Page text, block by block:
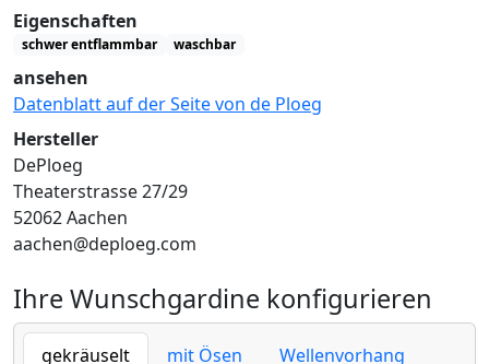
Eigenschaften
schwer entflammbar waschbar
ansehen
Datenblatt auf der Seite von de Ploeg
Hersteller
DePloeg
Theaterstrasse 27/29
52062 Aachen
aachen@deploeg.com
Ihre Wunschgardine konfigurieren
gekräuselt mit Ösen Wellenvorhang